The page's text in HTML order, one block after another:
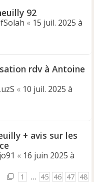
92
« 15 juil. 2025 à
rdv à Antoine
« 10 juil. 2025 à
+ avis sur les
« 16 juin 2025 à
1 … 45 46 47 48